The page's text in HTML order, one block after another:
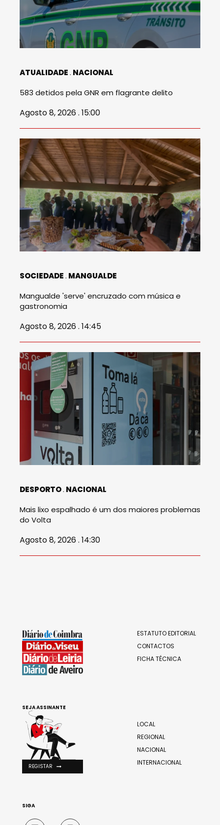
ATUALIDADE NACIONAL
583 detidos pela GNR em flagrante delito
Agosto 8, 2026 . 15:00
SOCIEDADE MANGUALDE
Mangualde 'serve' encruzado com música e
gastronomia
Agosto 8, 2026 . 14:45
DESPORTO NACIONAL
Mais lixo espalhado é um dos maiores problemas
do Volta
Agosto 8, 2026 . 14:30
ESTATUTO EDITORIAL
CONTACTOS
FICHA TÉCNICA
LOCAL
REGIONAL
NACIONAL
INTERNACIONAL
SEJA ASSINANTE
REGISTAR
SIGA